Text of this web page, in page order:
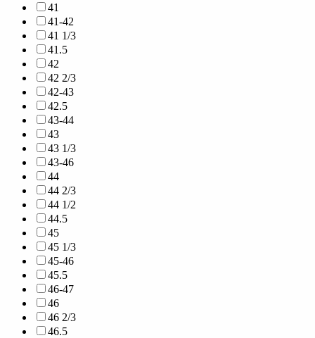
41
41-42
41 1/3
41.5
42
42 2/3
42-43
42.5
43-44
43
43 1/3
43-46
44
44 2/3
44 1/2
44.5
45
45 1/3
45-46
45.5
46-47
46
46 2/3
46.5